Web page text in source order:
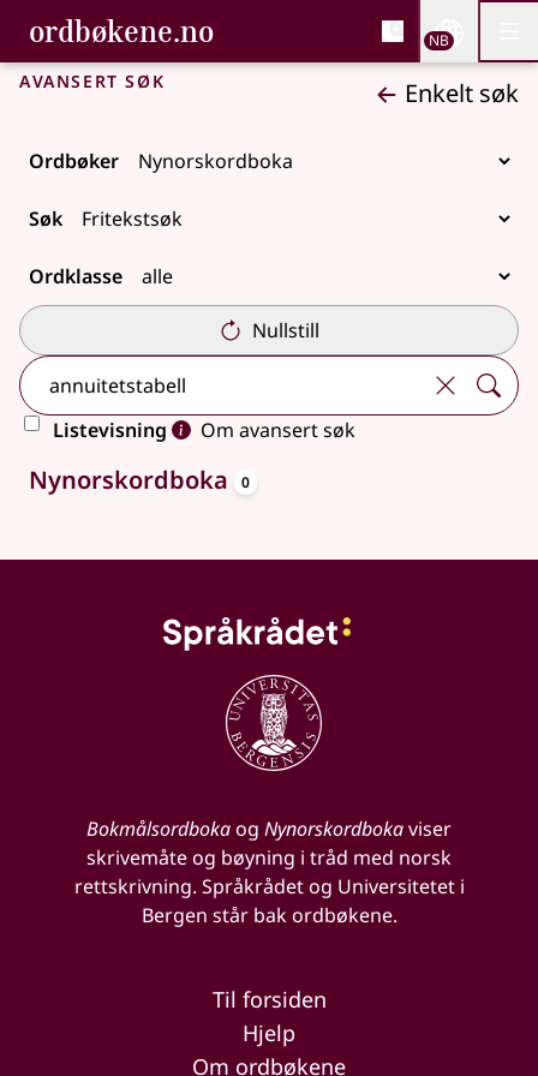
Gå til hovedinnhold
Tilgjengelighet
ordbøkene.no, Bokmålsordboka og
Bokmålsordboka og Nynorskordboka
NB
Avansert søk Enkelt søk
Ordbøker
Søk
Ordklasse
Nullstill
Listevisning
Om avansert søk
Ingen treff
Nynorskordboka 0
Bokmålsordbokaog Nynorskordbokaviser
skrivemåte og bøyning i tråd med norsk
rettskrivning. Språkrådet og Universitetet i
Bergen står bak ordbøkene.
Til forsiden
Hjelp
Om ordbøkene